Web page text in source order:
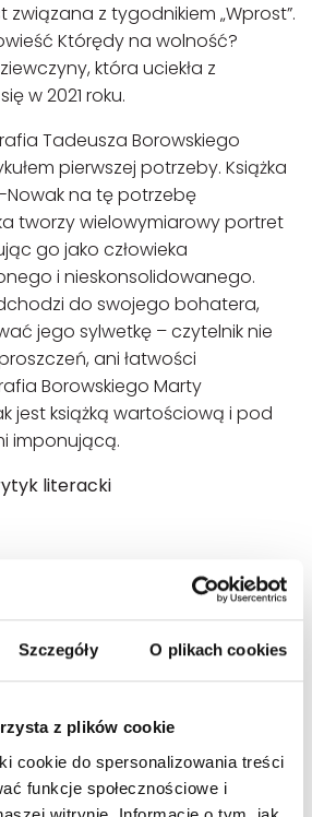
Szczegóły O plikach cookies
z plików cookie
cookie do spersonalizowania treści
funkcje społecznościowe i
związana z tygodnikiem „Wprost”.
Którędy na wolność?
która uciekła z
w 2021 roku.
Tadeusza Borowskiego
pierwszej potrzeby. Książka
Nowak na tę potrzebę
tworzy wielowymiarowy portret
go jako człowieka
i nieskonsolidowanego.
do swojego bohatera,
jego sylwetkę – czytelnik nie
ani łatwości
Borowskiego Marty
jest książką wartościową i pod
imponującą.
literacki
Znak Literanova
9788324099344
2025-01-27
528
Książki